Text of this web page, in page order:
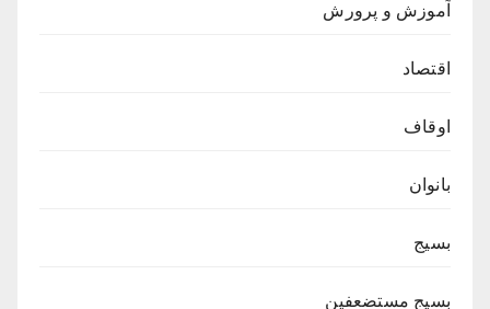
آموزش و پرورش
اقتصاد
اوقاف
بانوان
بسیج
بسیج مستضعفین